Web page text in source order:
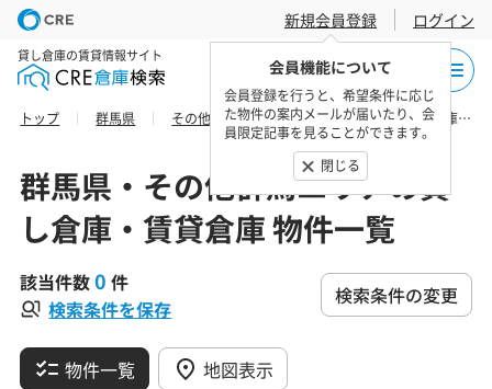
新規会員登録
会員機能について
会員登録を行うと、希望条件に応じ
た物件の案内メールが届いたり、会
員限定記事を見ることができます。
閉じる
ログイン
貸し倉庫の賃貸情報サイト
トップ 群馬県 その他群馬エリア 利根郡片品村の貸し倉庫・賃貸倉庫 物件一覧
群馬県・その他群馬エリアの貸
し倉庫・賃貸倉庫 物件一覧
該当件数0 件
検索条件を保存
検索条件の変更
物件一覧 地図表示